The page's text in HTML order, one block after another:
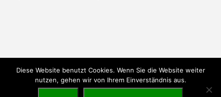
Diese Website benutzt Cookies. Wenn Sie die Website weiter
nutzen, gehen wir von Ihrem Einverständnis aus.